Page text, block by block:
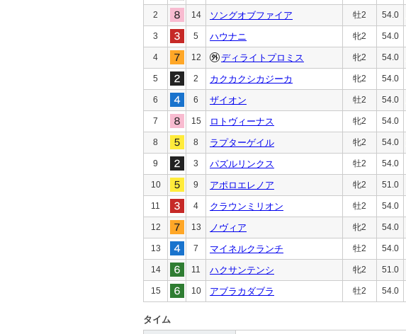
2 14 ソングオブファイア 牡2 54.0
3 5 ハウナニ 牝2 54.0
4 12 ディライトプロミス 牝2 54.0
5 2 カクカクシカジーカ 牝2 54.0
6 6 ザイオン 牡2 54.0
7 15 ロトヴィーナス 牝2 54.0
8 8 ラプターゲイル 牝2 54.0
9 3 パズルリンクス 牡2 54.0
10 9 アポロエレノア 牝2 51.0
11 4 クラウンミリオン 牡2 54.0
12 13 ノヴィア 牝2 54.0
13 7 マイネルクランチ 牡2 54.0
14 11 ハクサンテンシ 牝2 51.0
15 10 アブラカダブラ 牡2 54.0
タイム